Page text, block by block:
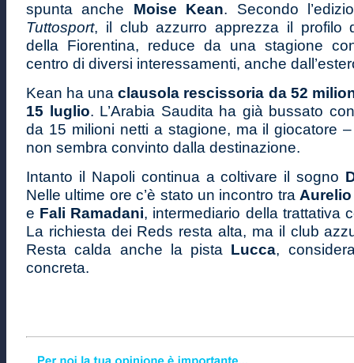
spunta anche Moise Kean. Secondo
Tuttosport, il club azzurro apprezza il profilo
della Fiorentina, reduce da una stagione
centro di diversi interessamenti, anche
Kean ha unaclausola rescissoria da 52
15 luglio. L’Arabia Saudita ha già bussato
da 15 milioni netti a stagione, ma il giocatore
non sembra convinto dalla destinazione.
Intanto il Napoli continua a coltivare il sogno
Nelle ultime ore c’è stato un incontro tra
e Fali Ramadani, intermediario della trattativa
La richiesta dei Reds resta alta, ma il club
Resta calda anche la pista Lucca,
concreta.